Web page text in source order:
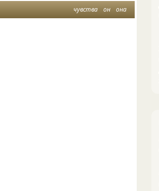
чувства он она